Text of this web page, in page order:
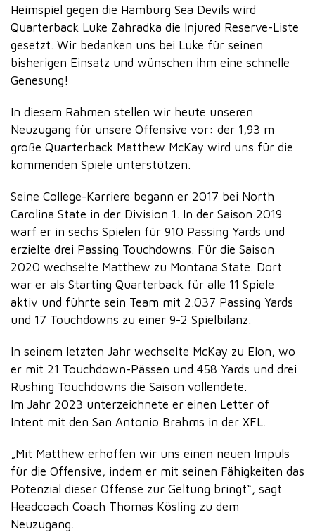
Heimspiel gegen die Hamburg Sea Devils wird
Quarterback Luke Zahradka die Injured Reserve-Liste
gesetzt. Wir bedanken uns bei Luke für seinen
bisherigen Einsatz und wünschen ihm eine schnelle
Genesung!
In diesem Rahmen stellen wir heute unseren
Neuzugang für unsere Offensive vor: der 1,93 m
große Quarterback Matthew McKay wird uns für die
kommenden Spiele unterstützen.
Seine College-Karriere begann er 2017 bei North
Carolina State in der Division 1. In der Saison 2019
warf er in sechs Spielen für 910 Passing Yards und
erzielte drei Passing Touchdowns. Für die Saison
2020 wechselte Matthew zu Montana State. Dort
war er als Starting Quarterback für alle 11 Spiele
aktiv und führte sein Team mit 2.037 Passing Yards
und 17 Touchdowns zu einer 9-2 Spielbilanz.
In seinem letzten Jahr wechselte McKay zu Elon, wo
er mit 21 Touchdown-Pässen und 458 Yards und drei
Rushing Touchdowns die Saison vollendete.
Im Jahr 2023 unterzeichnete er einen Letter of
Intent mit den San Antonio Brahms in der XFL.
„Mit Matthew erhoffen wir uns einen neuen Impuls
für die Offensive, indem er mit seinen Fähigkeiten das
Potenzial dieser Offense zur Geltung bringt“, sagt
Headcoach Coach Thomas Kösling zu dem
Neuzugang.